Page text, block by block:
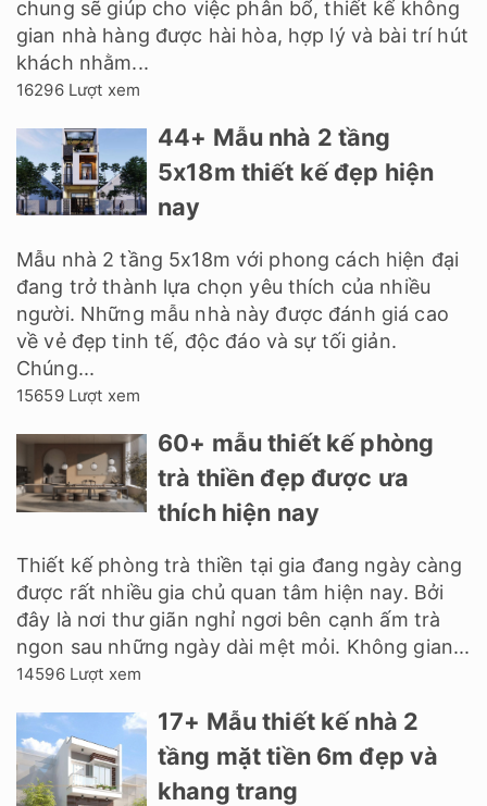
chung sẽ giúp cho việc phân bổ, thiết kế không
gian nhà hàng được hài hòa, hợp lý và bài trí hút
khách nhằm...
16296 Lượt xem
44+ Mẫu nhà 2 tầng
5x18m thiết kế đẹp hiện
nay
Mẫu nhà 2 tầng 5x18m với phong cách hiện đại
đang trở thành lựa chọn yêu thích của nhiều
người. Những mẫu nhà này được đánh giá cao
về vẻ đẹp tinh tế, độc đáo và sự tối giản.
Chúng...
15659 Lượt xem
60+ mẫu thiết kế phòng
trà thiền đẹp được ưa
thích hiện nay
Thiết kế phòng trà thiền tại gia đang ngày càng
được rất nhiều gia chủ quan tâm hiện nay. Bởi
đây là nơi thư giãn nghỉ ngơi bên cạnh ấm trà
ngon sau những ngày dài mệt mỏi. Không gian...
14596 Lượt xem
17+ Mẫu thiết kế nhà 2
tầng mặt tiền 6m đẹp và
khang trang